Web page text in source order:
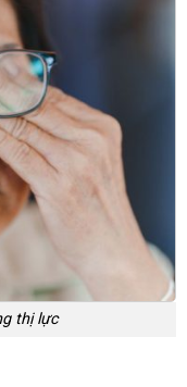
thị lực